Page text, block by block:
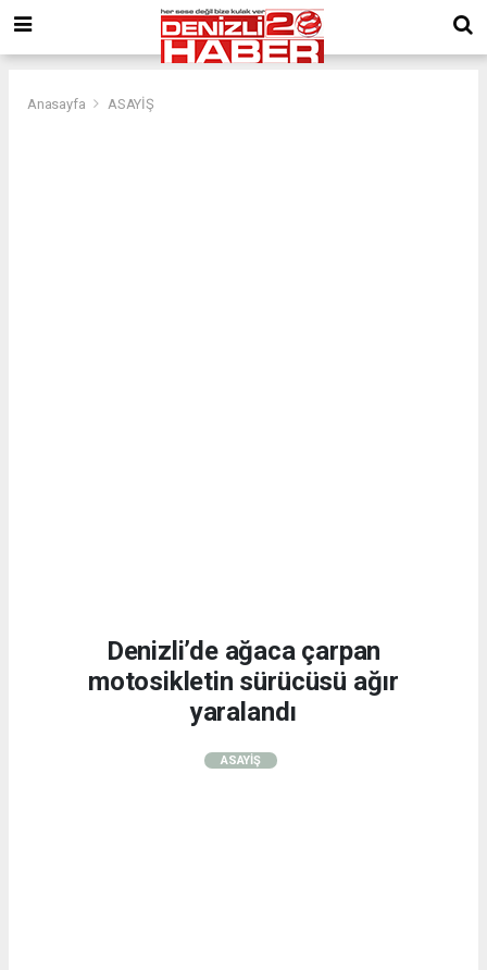
Anasayfa ASAYİŞ
Denizli’de ağaca çarpan
motosikletin sürücüsü ağır
yaralandı
ASAYİŞ